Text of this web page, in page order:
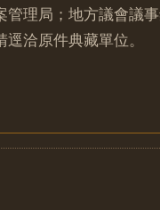
管理局；地方議會議
洽原件典藏單位。